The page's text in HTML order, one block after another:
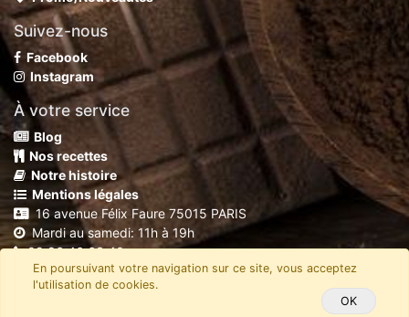
En poursuivant votre navigation sur ce site, vous acceptez
l'utilisation de cookies.
OK
Suivez-nous
Facebook
Instagram
À votre service
Blog
Nos recettes
Notre histoire
Mentions légales
16 avenue Félix Faure 75015 PARIS
Mardi au samedi: 11h à 19h
09 86 46 63 40
shop@chocolaterierobert.fr
Copyright C'Mada